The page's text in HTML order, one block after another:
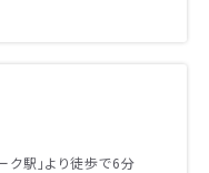
ク駅」より徒歩で6分